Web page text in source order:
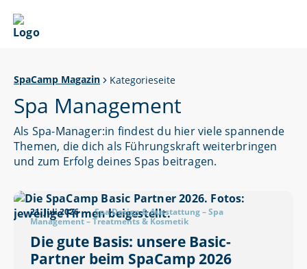
SpaCamp Magazin Kategorieseite
Spa Management
Als Spa-Manager:in findest du hier viele spannende
Themen, die dich als Führungskraft weiterbringen
und zum Erfolg deines Spas beitragen.
21. Juli 2026 Spa Design & Ausstattung–Spa
Management–Treatments & Kosmetik
Die gute Basis: unsere Basic-
Partner beim SpaCamp 2026